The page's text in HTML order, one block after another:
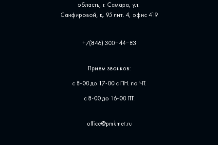
область, г. Самара, ул. ​
Санфировой, д. 95 лит. 4, офис ​419
+7(846) 300‒44‒83
Прием звонков:
с 8-00 до 17-00 с ПН. по ЧТ.
с 8-00 до 16-00 ПТ.
office@pmkmet.ru